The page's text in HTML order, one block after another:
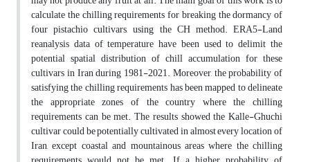
calculate the chilling requirements for breaking the dormancy of
four pistachio cultivars, using the CH method. ERA5-Land
reanalysis data of temperature have been used to delimit the
potential spatial distribution of chill accumulation for these
cultivars in Iran during 1981-2021. Moreover, the probability of
satisfying the chilling requirements has been mapped to delineate
the appropriate zones of the country where the chilling
requirements can be met. The results showed the Kalle-Ghuchi
cultivar could be potentially cultivated in almost every location of
Iran, except coastal and mountainous areas where the chilling